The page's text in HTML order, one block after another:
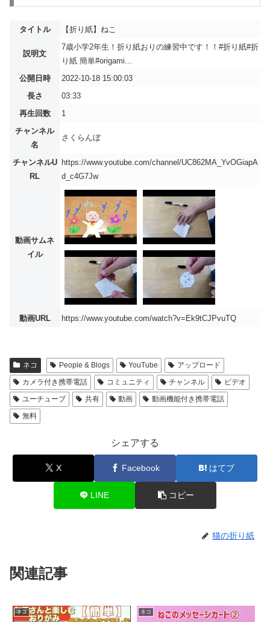
タイトル 【折り紙】ねこ
説明文
7歳小学2年生！折り紙おりの練習中です！！#折り紙#折
り紙 簡単#origami...
公開日時
2022-10-18 15:00:03
長さ
03:33
再生回数
1
チャンネル
名
さくらんぼ
チャンネルU
RL
https://www.youtube.com/channel/UC862MA_YvOGiapA
d_c4G7Jw
動画サムネ
イル
動画URL https://www.youtube.com/watch?v=Ek9tCJPvuTQ
ネコ People & Blogs YouTube
アップロード
カメラ付き携帯電話
コミュニティ チャンネル
ビデオ
ユーチューブ
共有 動画
動画機能付き携帯電話
無料
シェアする
X Facebook はてブ
LINE コピー
猫の折り紙
関連記事
ネコ ネコ